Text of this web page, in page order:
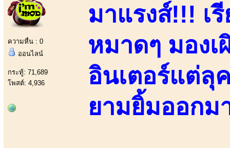
ความหื่น : 0
ออนไลน์
กระทู้: 71,689
โพสต์: 4,936
มาแรงส์!!! เ
หมาดๆ มอง
อินเตอร์แต่ลุ
ยามยิ้มออก